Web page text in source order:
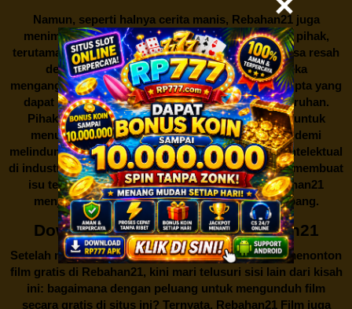
Namun, seperti halnya cerita manis, Rebahan21juga
menimbulkan kontroversi di industri film. Banyak pihak,
terutama produsen film dan pemilik hak cipta, merasa resah
dengan maraknya situs-situs seperti ini. Mereka
menganggapnya sebagai bentuk pelanggaran hak cipta yang
dapat merugikan industri perfilman secara keseluruhan.
Pihak berwenang pun turut terlibat dalam upaya untuk
menutup situs-situs ilegal semacam Rebahan21 demi
melindungi keberlangsungan bisnis dan kekayaan intelektual
di industri hiburan. Konflik kepentingan inilah yang membuat
isu tentang menonton film secara gratis diRebahan21
menjadi perbincangan seru yang terus berkembang.
Download Film Gratis di Rebahan21
Setelah membahas tentang fenomena menariknya menonton
film gratis di Rebahan21, kini mari telusuri sisi lain dari kisah
ini: bagaimana dengan peluang untuk mengunduh film
secara gratis di situs ini? Ternyata, Rebahan21 Film juga